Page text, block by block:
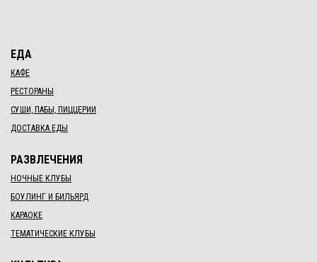
ЕДА
КАФЕ
РЕСТОРАНЫ
СУШИ, ПАБЫ, ПИЦЦЕРИИ
ДОСТАВКА ЕДЫ
РАЗВЛЕЧЕНИЯ
НОЧНЫЕ КЛУБЫ
БОУЛИНГ И БИЛЬЯРД
КАРАОКЕ
ТЕМАТИЧЕСКИЕ КЛУБЫ